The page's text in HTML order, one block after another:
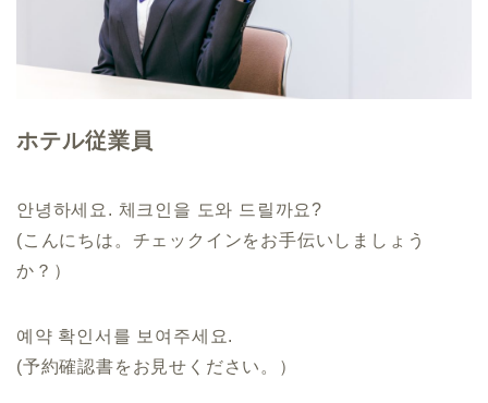
ホテル従業員
안녕하세요. 체크인을 도와 드릴까요?
(こんにちは。チェックインをお手伝いしましょう
か？）
예약 확인서를 보여주세요.
(予約確認書をお見せください。）